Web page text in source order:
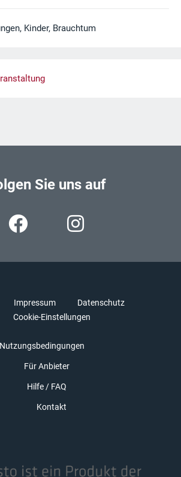
Kinder, Brauchtum
Sie uns auf
Impressum
Datenschutz
Cookie-Einstellungen
Nutzungsbedingungen
Für Anbieter
Hilfe / FAQ
Kontakt